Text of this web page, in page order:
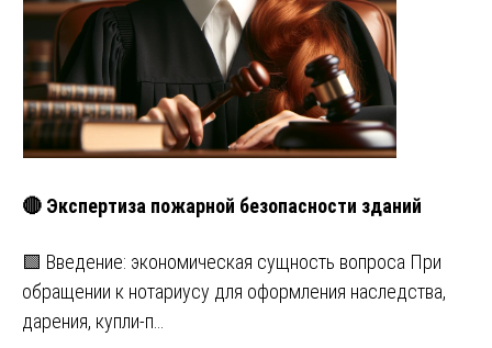
🔴 Экспертиза пожарной безопасности зданий
🟩 Введение: экономическая сущность вопроса При
обращении к нотариусу для оформления наследства,
дарения, купли-п…